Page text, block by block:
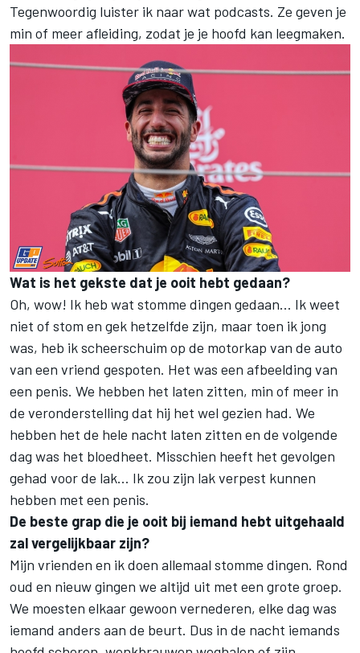
Tegenwoordig luister ik naar wat podcasts. Ze geven je
min of meer afleiding, zodat je je hoofd kan leegmaken.
Wat is het gekste dat je ooit hebt gedaan?
Oh, wow! Ik heb wat stomme dingen gedaan… Ik weet
niet of stom en gek hetzelfde zijn, maar toen ik jong
was, heb ik scheerschuim op de motorkap van de auto
van een vriend gespoten. Het was een afbeelding van
een penis. We hebben het laten zitten, min of meer in
de veronderstelling dat hij het wel gezien had. We
hebben het de hele nacht laten zitten en de volgende
dag was het bloedheet. Misschien heeft het gevolgen
gehad voor de lak… Ik zou zijn lak verpest kunnen
hebben met een penis.
De beste grap die je ooit bij iemand hebt uitgehaald
zal vergelijkbaar zijn?
Mijn vrienden en ik doen allemaal stomme dingen. Rond
oud en nieuw gingen we altijd uit met een grote groep.
We moesten elkaar gewoon vernederen, elke dag was
iemand anders aan de beurt. Dus in de nacht iemands